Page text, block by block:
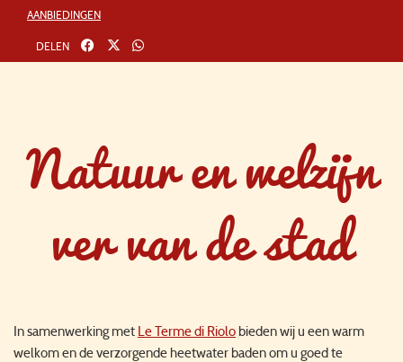
AANBIEDINGEN
DELEN Twitterwhatsapp
Natuur en welzijn
ver van de stad
In samenwerking met Le Terme di Riolo bieden wij u een warm
welkom en de verzorgende heetwater baden om u goed te